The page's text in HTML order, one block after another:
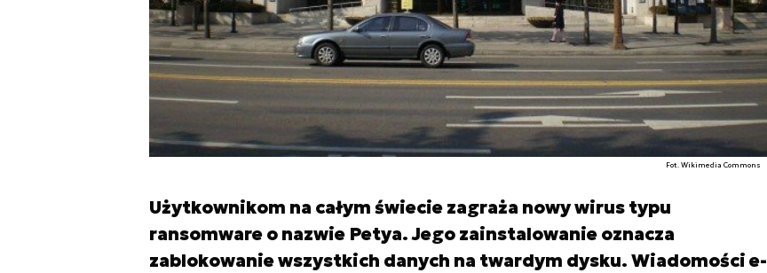
Fot. Wikimedia Commons
Użytkownikom na całym świecie zagraża nowy wirus typu
ransomware o nazwie Petya. Jego zainstalowanie oznacza
zablokowanie wszystkich danych na twardym dysku. Wiadomości e-